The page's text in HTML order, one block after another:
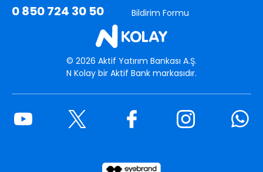
© 2026 Aktif Yatırım Bankası A.Ş.
N Kolay bir Aktif Bank markasıdır.
Youtube Twitter Facebook Instagram
0 850 724 30 50 Bildirim Formu